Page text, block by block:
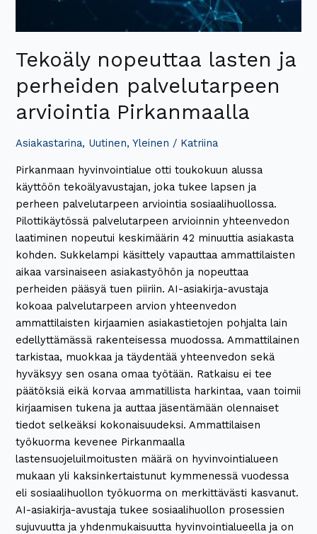
Tekoäly nopeuttaa lasten ja
perheiden palvelutarpeen
arviointia Pirkanmaalla
Asiakastarina, Uutinen,Yleinen / Katriina
Pirkanmaan hyvinvointialue otti toukokuun alussa
käyttöön tekoälyavustajan, joka tukee lapsen ja
perheen palvelutarpeen arviointia sosiaalihuollossa.
Pilottikäytössä palvelutarpeen arvioinnin yhteenvedon
laatiminen nopeutui keskimäärin 42 minuuttia asiakasta
kohden. Sukkelampi käsittely vapauttaa ammattilaisten
aikaa varsinaiseen asiakastyöhön ja nopeuttaa
perheiden pääsyä tuen piiriin. AI-asiakirja-avustaja
kokoaa palvelutarpeen arvion yhteenvedon
ammattilaisten kirjaamien asiakastietojen pohjalta lain
edellyttämässä rakenteisessa muodossa. Ammattilainen
tarkistaa, muokkaa ja täydentää yhteenvedon sekä
hyväksyy sen osana omaa työtään. Ratkaisu ei tee
päätöksiä eikä korvaa ammatillista harkintaa, vaan toimii
kirjaamisen tukena ja auttaa jäsentämään olennaiset
tiedot selkeäksi kokonaisuudeksi. Ammattilaisen
työkuorma kevenee Pirkanmaalla
lastensuojeluilmoitusten määrä on hyvinvointialueen
mukaan yli kaksinkertaistunut kymmenessä vuodessa
eli sosiaalihuollon työkuorma on merkittävästi kasvanut.
AI-asiakirja-avustaja tukee sosiaalihuollon prosessien
sujuvuutta ja yhdenmukaisuutta hyvinvointialueella ja on